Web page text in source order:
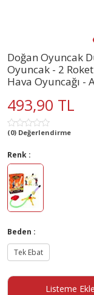
Doğan Oyuncak
Oyuncak - 2
Hava Oyuncağı -
493,90 TL
(0) Değerlendirme
Renk :
Beden :
Tek Ebat
Listeme Ekle